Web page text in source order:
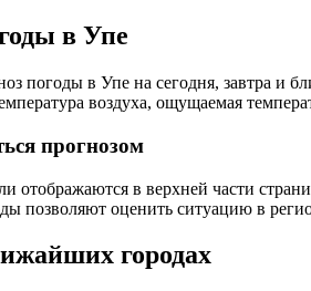
в Упе
погоды в Упе на сегодня, завтра и
воздуха, ощущаемая
прогнозом
отображаются в верхней части
позволяют оценить ситуацию в
городах